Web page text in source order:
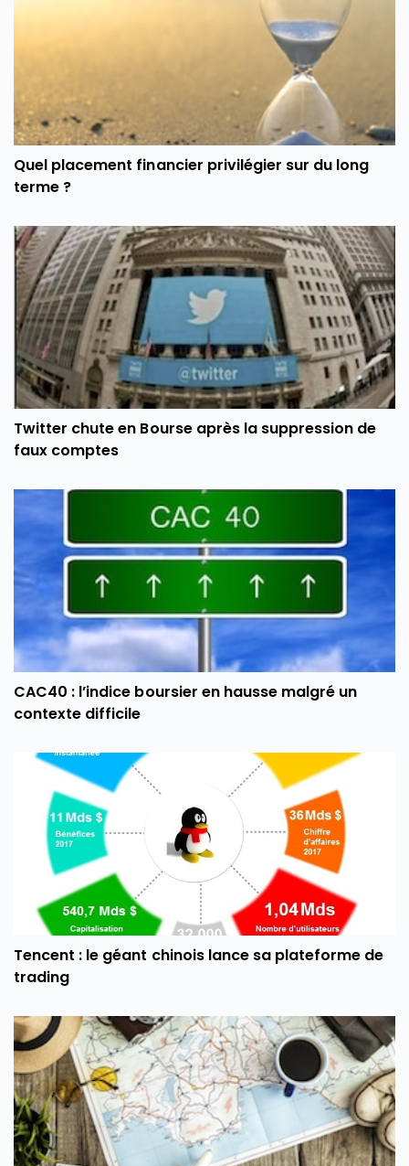
Quel placement financier privilégier sur du long
terme ?
Twitter chute en Bourse après la suppression de
faux comptes
CAC40 : l’indice boursier en hausse malgré un
contexte difficile
Tencent : le géant chinois lance sa plateforme de
trading